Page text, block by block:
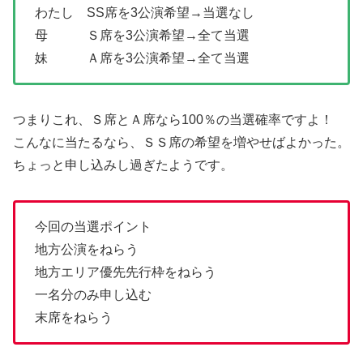
わたし SS席を3公演希望→当選なし
母 Ｓ席を3公演希望→全て当選
妹 Ａ席を3公演希望→全て当選
つまりこれ、Ｓ席とＡ席なら100％の当選確率ですよ！
こんなに当たるなら、ＳＳ席の希望を増やせばよかった。
ちょっと申し込みし過ぎたようです。
今回の当選ポイント
地方公演をねらう
地方エリア優先先行枠をねらう
一名分のみ申し込む
末席をねらう